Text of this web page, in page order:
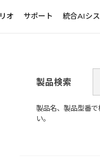
オ サポート 統合AIシ
製品検索
製品名、製品型番
い。